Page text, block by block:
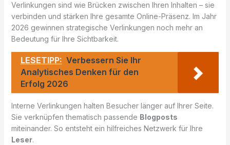
Verlinkungen sind wie Brücken zwischen Ihren Inhalten – sie
verbinden und stärken Ihre gesamte Online-Präsenz. Im Jahr
2026 gewinnen strategische Verlinkungen noch mehr an
Bedeutung für Ihre Sichtbarkeit.
LESETIPP: Verbessern Sie Ihr
Analytisches Denken für den
Erfolg 2026
Interne Verlinkungen halten Besucher länger auf Ihrer Seite.
Sie verknüpfen thematisch passende Blogposts
miteinander. So entsteht ein hilfreiches Netzwerk für Ihre
Leser.